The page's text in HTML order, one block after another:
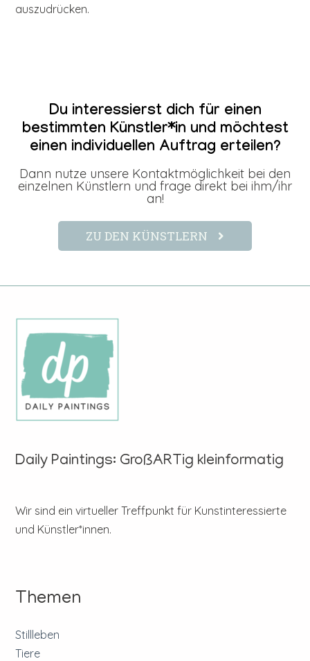
auszudrücken.
Du interessierst dich für einen
bestimmten Künstler*in und möchtest
einen individuellen Auftrag erteilen?
Dann nutze unsere Kontaktmöglichkeit bei den
einzelnen Künstlern und frage direkt bei ihm/ihr
an!
ZU DEN KÜNSTLERN
Daily Paintings: GroßARTig kleinformatig
Wir sind ein virtueller Treffpunkt für Kunstinteressierte
und Künstler*innen.
Themen
Stillleben
Tiere